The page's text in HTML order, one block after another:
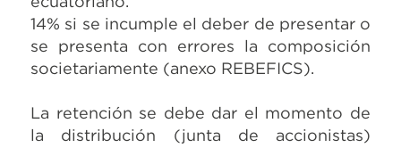
14% si se incumple el deber de presentar o
se presenta con errores la composición
societariamente (anexo REBEFICS).
La retención se debe dar el momento de
la distribución (junta de accionistas)